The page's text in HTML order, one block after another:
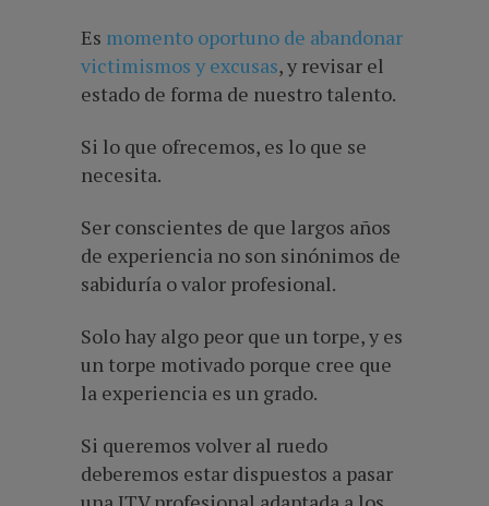
Es momento oportuno de abandonar
victimismos y excusas, y revisar el
estado de forma de nuestro talento.
Si lo que ofrecemos, es lo que se
necesita.
Ser conscientes de que largos años
de experiencia no son sinónimos de
sabiduría o valor profesional.
Solo hay algo peor que un torpe, y es
un torpe motivado porque cree que
la experiencia es un grado.
Si queremos volver al ruedo
deberemos estar dispuestos a pasar